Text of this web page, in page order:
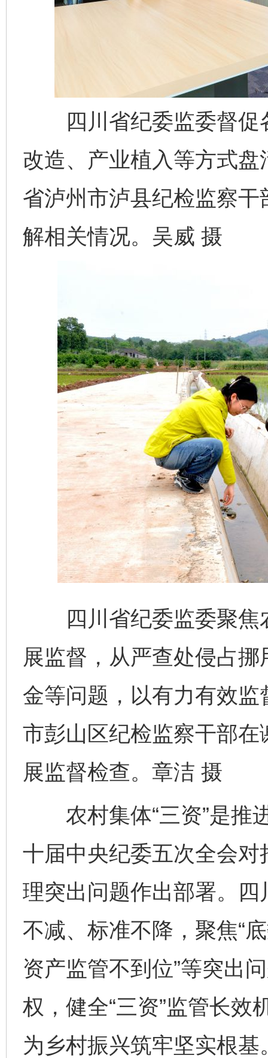
四川省纪委监委督促
改造、产业植入等方式
省泸州市泸县纪检监察
解相关情况。吴威 摄
四川省纪委监委聚焦
展监督，从严查处侵占
金等问题，以有力有效
市彭山区纪检监察干部
展监督检查。章洁 摄
农村集体“三资”是推
十届中央纪委五次全会对
理突出问题作出部署。
不减、标准不降，聚焦“
资产监管不到位”等突出
权，健全“三资”监管长效
为乡村振兴筑牢坚实根基